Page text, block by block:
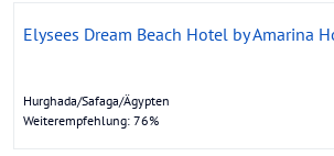
Elysees Dream Beach Hotel by Amarina
Hurghada/Safaga/Ägypten
Weiterempfehlung: 76%